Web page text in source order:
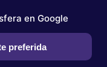
SELECCIÓN
en Google
preferida